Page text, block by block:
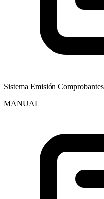
Sistema Emisión Comprobantes
MANUAL